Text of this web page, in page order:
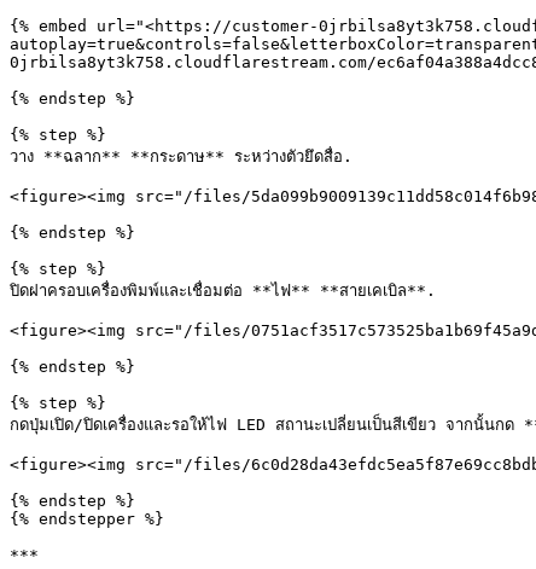
{% embed url="<https://customer-
0jrbilsa8yt3k758.cloudflarestream.com/
{% endstep %}
{% step %}
วาง **ฉลาก** **กระดาษ** ระหว่างตัวยึดสื่อ.
<figure><img src="/files/
{% endstep %}
{% step %}
ปิดฝาครอบเครื่องพิมพ์และเชื่อมต่อ **ไฟ** **สายเคเบิล**.
<figure><img src="/files/
{% endstep %}
{% step %}
กดปุ่มเปิด/ปิดเครื่องและรอให้ไฟ LED สถานะเปลี่ยนเป็นสีเขียว จากนั้นก
<figure><img src="/files/
{% endstep %}
{% endstepper %}
***